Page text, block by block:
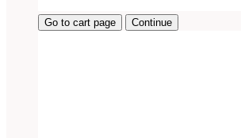
Go to cart page Continue